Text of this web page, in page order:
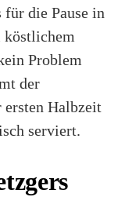
für die Pause in
köstlichem
Problem
der
ersten Halbzeit
serviert.